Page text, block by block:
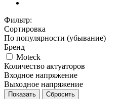
Фильтр:
Сортировка
По популярности (убывание)
Бренд
Moteck
Количество актуаторов
Входное напряжение
Выходное напряжение
Показать Сбросить